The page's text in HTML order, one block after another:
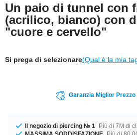
Un paio di tunnel con
(acrilico, bianco) con
"cuore e cervello"
Si prega di selezionare(Qual è la mia
Garanzia Miglior Prezzo
Il negozio di piercing № 1
Più di 7M di